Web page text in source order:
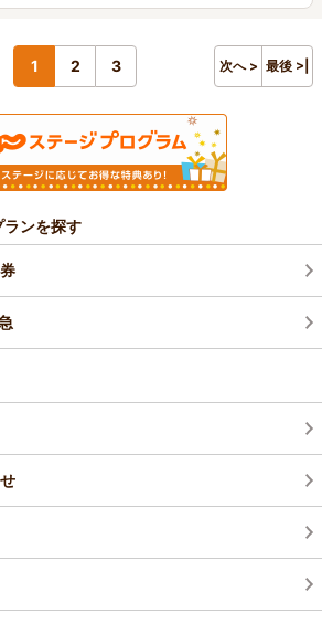
1 2 3 次へ > 最後 >|
ンを探す